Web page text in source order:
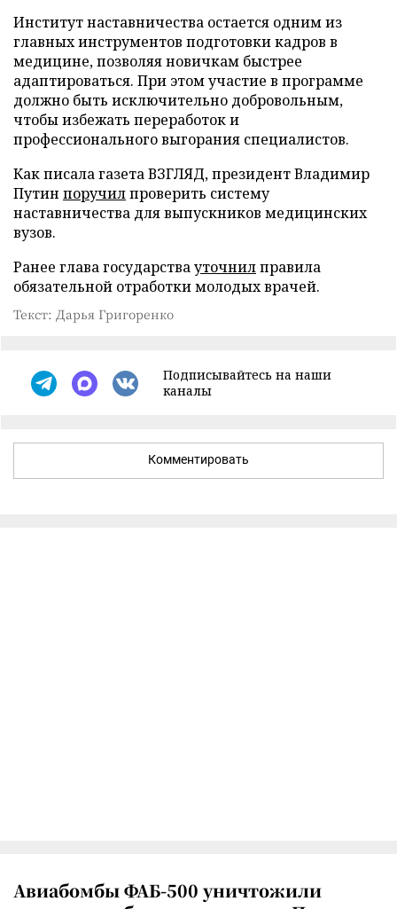
Институт наставничества остается одним из
главных инструментов подготовки кадров в
медицине, позволяя новичкам быстрее
адаптироваться. При этом участие в программе
должно быть исключительно добровольным,
чтобы избежать переработок и
профессионального выгорания специалистов.
Как писала газета ВЗГЛЯД, президент Владимир
Путин поручилпроверить систему
наставничества для выпускников медицинских
вузов.
Ранее глава государствауточнилправила
обязательной отработки молодых врачей.
Текст: Дарья Григоренко
Подписывайтесь на наши
каналы
Комментировать
Авиабомбы ФАБ-500 уничтожили